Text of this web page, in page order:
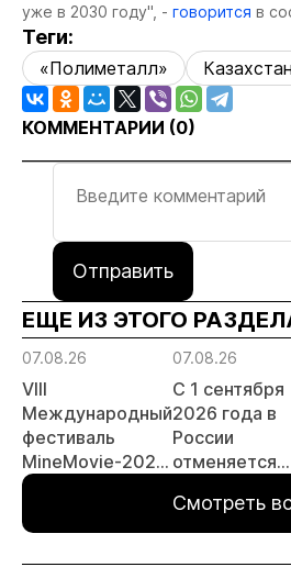
уже в 2030 году", - говорится в
Теги:
«Полиметалл» Казахстан
КОММЕНТАРИИ (0)
Отправить
ЕЩЕ ИЗ ЭТОГО
07.08.26
VIII
Международный
фестиваль
MineMovie-2026
открыл прием
07.08.26
С 1 сентября
2026 года в
России
отменяется
принцип на
россыпи:
Смотреть